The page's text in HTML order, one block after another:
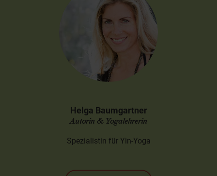
Helga Baumgartner
Autorin & Yogalehrerin
Spezialistin für Yin-Yoga